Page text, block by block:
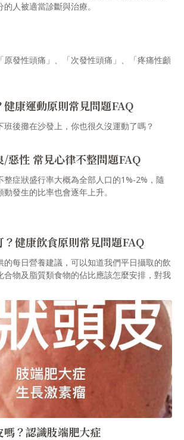
人被適當診斷與治療。
原發性頭痛」、「次發性頭痛」、「疼痛性顱
健康運動原則常見問題FAQ
班後攤在沙發上，你也很久沒運動了嗎？
/惡性 常見心律不整問題FAQ
整症狀盛行率大概為全部人口的1%-2%，隨
發生的比率也會逐年上升。
健康飲食原則常見問題FAQ
的每日營養建議，可以知道我們平日攝取的飲
合物及脂質類食物的佔比應該怎麼安排，對我
議多攝取原型類的食物，也就是加工程度較低
青菜或水煮雞胸肉，還可以看到食物原有的樣
嗎？認識肢端肥大症